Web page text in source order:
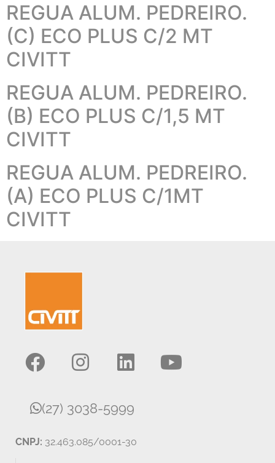
REGUA ALUM. PEDREIRO.
(C) ECO PLUS C/2 MT
CIVITT
REGUA ALUM. PEDREIRO.
(B) ECO PLUS C/1,5 MT
CIVITT
REGUA ALUM. PEDREIRO.
(A) ECO PLUS C/1MT
CIVITT
(27) 3038-5999
CNPJ: 32.463.085/0001-30